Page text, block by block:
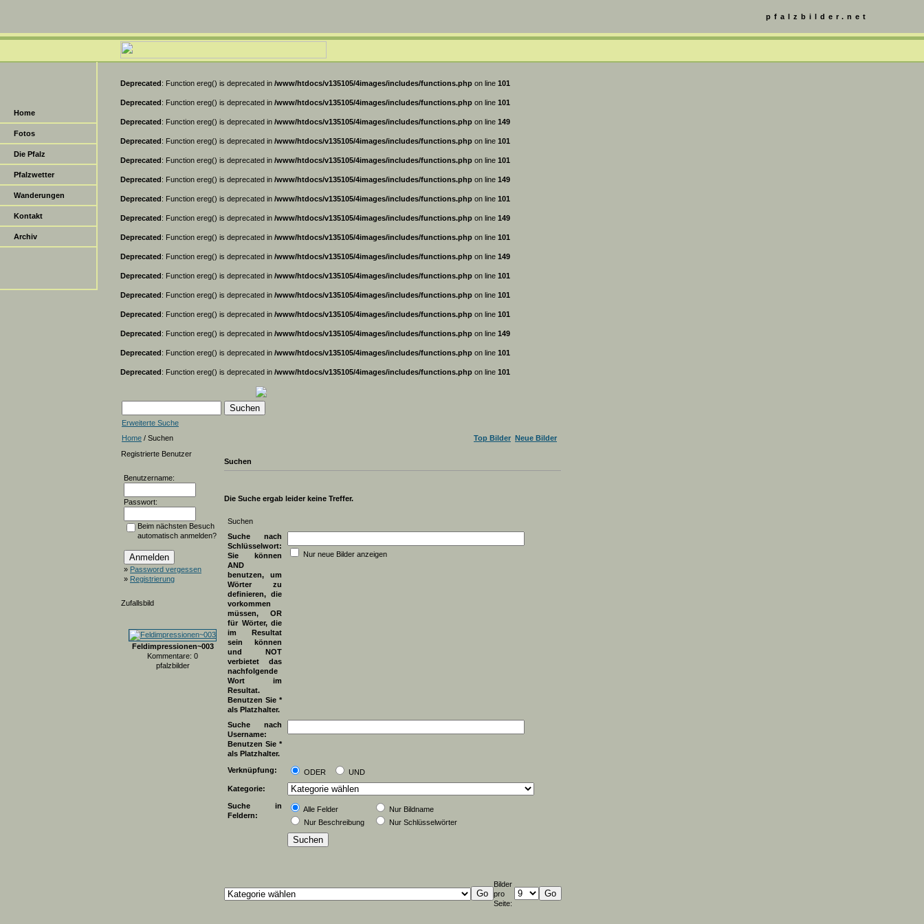
Home
Fotos
Die Pfalz
Pfalzwetter
Wanderungen
Kontakt
Archiv
pfalzbilder.net
Deprecated: Function ereg() is deprecated in /www/htdocs/v135105/4images/includes/functions.php on line 101
Deprecated: Function ereg() is deprecated in /www/htdocs/v135105/4images/includes/functions.php on line 101
Deprecated: Function ereg() is deprecated in /www/htdocs/v135105/4images/includes/functions.php on line 149
Deprecated: Function ereg() is deprecated in /www/htdocs/v135105/4images/includes/functions.php on line 101
Deprecated: Function ereg() is deprecated in /www/htdocs/v135105/4images/includes/functions.php on line 101
Deprecated: Function ereg() is deprecated in /www/htdocs/v135105/4images/includes/functions.php on line 149
Deprecated: Function ereg() is deprecated in /www/htdocs/v135105/4images/includes/functions.php on line 101
Deprecated: Function ereg() is deprecated in /www/htdocs/v135105/4images/includes/functions.php on line 149
Deprecated: Function ereg() is deprecated in /www/htdocs/v135105/4images/includes/functions.php on line 101
Deprecated: Function ereg() is deprecated in /www/htdocs/v135105/4images/includes/functions.php on line 149
Deprecated: Function ereg() is deprecated in /www/htdocs/v135105/4images/includes/functions.php on line 101
Deprecated: Function ereg() is deprecated in /www/htdocs/v135105/4images/includes/functions.php on line 101
Deprecated: Function ereg() is deprecated in /www/htdocs/v135105/4images/includes/functions.php on line 101
Deprecated: Function ereg() is deprecated in /www/htdocs/v135105/4images/includes/functions.php on line 149
Deprecated: Function ereg() is deprecated in /www/htdocs/v135105/4images/includes/functions.php on line 101
Deprecated: Function ereg() is deprecated in /www/htdocs/v135105/4images/includes/functions.php on line 101
Erweiterte Suche
Home / Suchen Top Bilder Neue Bilder
Registrierte Benutzer
Benutzername:
Passwort:
Beim nächsten Besuch
automatisch anmelden?
» Password vergessen
» Registrierung
Zufallsbild
Feldimpressionen~003
Kommentare: 0
pfalzbilder
Suchen
Die Suche ergab leider keine Treffer.
Suchen
Suche nach
Schlüsselwort:
Sie können
AND
benutzen, um
Wörter zu
definieren, die
vorkommen
müssen, OR
für Wörter, die
im Resultat
sein können
und NOT
verbietet das
nachfolgende
Wort im
Resultat.
Benutzen Sie *
als Platzhalter.
Nur neue Bilder anzeigen
Suche nach
Username:
Benutzen Sie *
als Platzhalter.
Verknüpfung:
ODER
UND
Kategorie:
Suche in
Feldern:
Alle Felder
Nur Bildname
Nur Beschreibung
Nur Schlüsselwörter
Bilder
pro
Seite: